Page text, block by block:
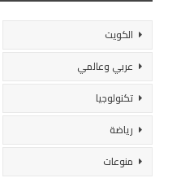
الكويت
عربي وعالمي
تكنولوجيا
رياضة
منوعات